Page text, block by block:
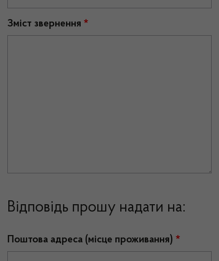
Зміст звернення *
Відповідь прошу надати на:
Поштова адреса (місце проживання) *